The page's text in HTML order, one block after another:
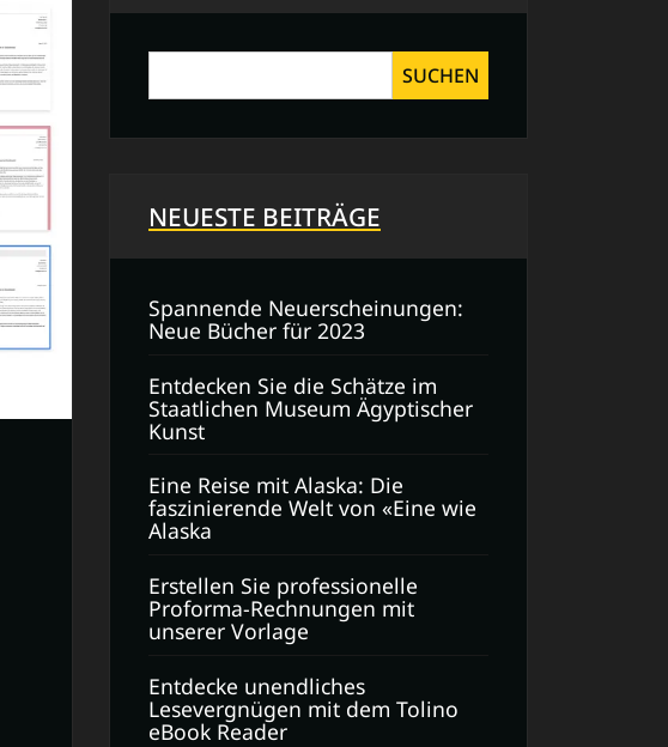
SUCHEN
NEUESTE BEITRÄGE
Spannende Neuerscheinungen:
Neue Bücher für 2023
Entdecken Sie die Schätze im
Staatlichen Museum Ägyptischer
Kunst
Eine Reise mit Alaska: Die
faszinierende Welt von «Eine wie
Alaska
Erstellen Sie professionelle
Proforma-Rechnungen mit
unserer Vorlage
Entdecke unendliches
Lesevergnügen mit dem Tolino
eBook Reader